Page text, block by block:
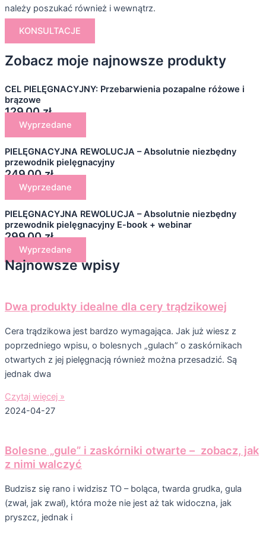
należy poszukać również i wewnątrz.
KONSULTACJE
Zobacz moje najnowsze produkty
CEL PIELĘGNACYJNY: Przebarwienia pozapalne różowe i
brązowe
129,00 zł
Wyprzedane
PIELĘGNACYJNA REWOLUCJA – Absolutnie niezbędny
przewodnik pielęgnacyjny
249,00 zł
Wyprzedane
PIELĘGNACYJNA REWOLUCJA – Absolutnie niezbędny
przewodnik pielęgnacyjny E-book + webinar
299,00 zł
Wyprzedane
Najnowsze wpisy
Dwa produkty idealne dla cery trądzikowej
Cera trądzikowa jest bardzo wymagająca. Jak już wiesz z
poprzedniego wpisu, o bolesnych „gulach” o zaskórnikach
otwartych z jej pielęgnacją również można przesadzić. Są
jednak dwa
Czytaj więcej »
2024-04-27
Bolesne „gule” i zaskórniki otwarte – zobacz, jak
z nimi walczyć
Budzisz się rano i widzisz TO – boląca, twarda grudka, gula
(zwał, jak zwał), która może nie jest aż tak widoczna, jak
pryszcz, jednak i